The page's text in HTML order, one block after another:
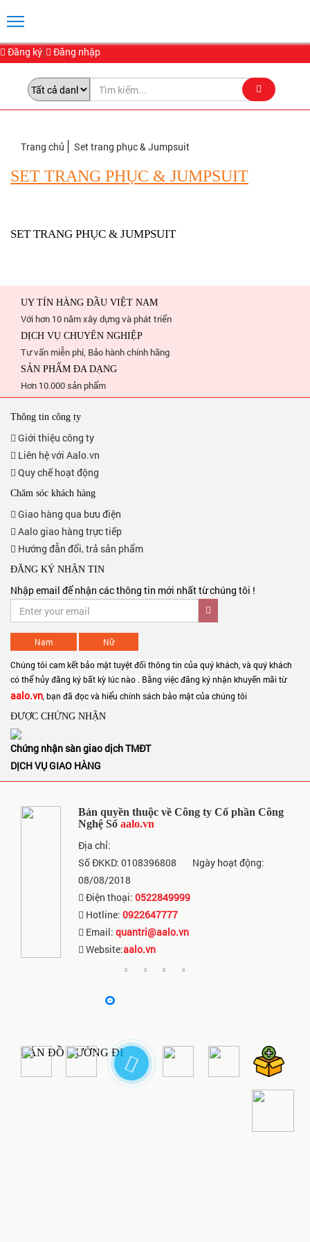
Đăng ký Đăng nhập
Trang chủ Set trang phục & Jumpsuit
SET TRANG PHỤC & JUMPSUIT
SET TRANG PHỤC & JUMPSUIT
UY TÍN HÀNG ĐẦU VIỆT NAM
Với hơn 10 năm xây dựng và phát triển
DỊCH VỤ CHUYÊN NGHIỆP
Tư vấn miễn phí, Bảo hành chính hãng
SẢN PHẨM ĐA DẠNG
Hơn 10.000 sản phẩm
Thông tin công ty
Giới thiệu công ty
Liên hệ với Aalo.vn
Quy chế hoạt động
Chăm sóc khách hàng
Giao hàng qua bưu điện
Aalo giao hàng trực tiếp
Hướng đẫn đổi, trả sản phẩm
ĐĂNG KÝ NHẬN TIN
Nhập email để nhận các thông tin mới nhất từ chúng tôi !
Nam Nữ
Chúng tôi cam kết bảo mật tuyệt đối thông tin của quý khách, và quý khách
có thể hủy đăng ký bất kỳ lúc nào . Bằng việc đăng ký nhận khuyến mãi từ
aalo.vn , bạn đã đọc và hiểu chính sách bảo mật của chúng tôi
ĐƯỢC CHỨNG NHẬN
Chứng nhận sàn giao dịch TMĐT
DỊCH VỤ GIAO HÀNG
Bản quyền thuộc về Công ty Cổ phần Công
Nghệ Số aalo.vn
Địa chỉ:
Số ĐKKD: 0108396808
Ngày hoạt động:
08/08/2018
Điện thoại: 0522849999
Hotline: 0922647777
Email: quantri@aalo.vn
Website:aalo.vn
BẢN ĐỒ ĐƯỜNG ĐI